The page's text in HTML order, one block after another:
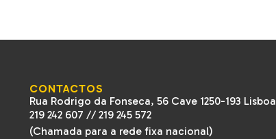
CONTACTOS
Rua Rodrigo da Fonseca, 56 Cave 1250-193 Lisboa
219 242 607 // 219 245 572
(Chamada para a rede fixa nacional)